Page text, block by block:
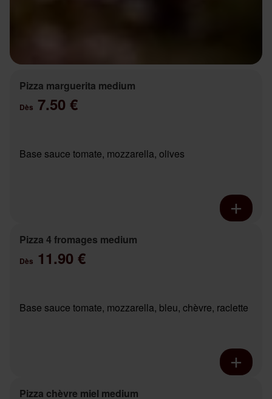
Pizza marguerita medium
Dès 7.50 €
Base sauce tomate, mozzarella, olives
Pizza 4 fromages medium
Dès 11.90 €
Base sauce tomate, mozzarella, bleu, chèvre, raclette
Pizza chèvre miel medium